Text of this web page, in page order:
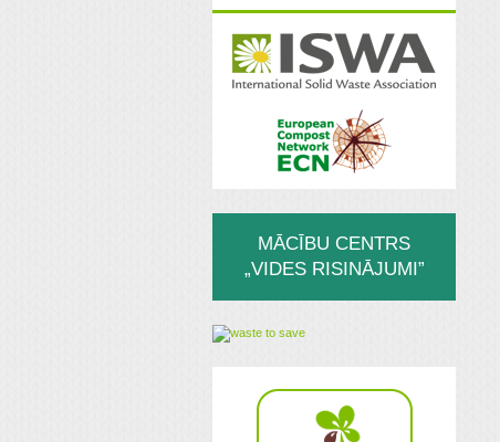
MĀCĪBU CENTRS
„VIDES RISINĀJUMI”